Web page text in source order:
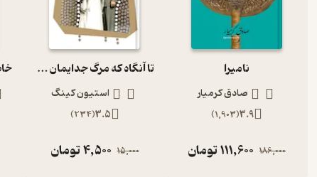
نامیرا
صادق کرمیار
3.9
(
1,903
)
186,000
111,600تومان
تا آنگاه که مرگ جدایمان کند
استیون کینگ
3.5
(
234
)
15,000
4,500تومان